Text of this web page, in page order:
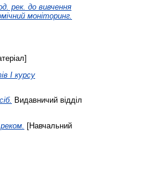
рек. до вивчення
моніторинг.
І курсу
Видавничий відділ
[Навчальний